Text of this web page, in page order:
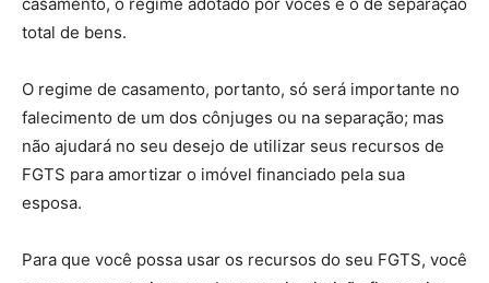
total de bens.
O regime de casamento, portanto, só será importante no
falecimento de um dos cônjuges ou na separação; mas
não ajudará no seu desejo de utilizar seus recursos de
FGTS para amortizar o imóvel financiado pela sua
esposa.
Para que você possa usar os recursos do seu FGTS, você